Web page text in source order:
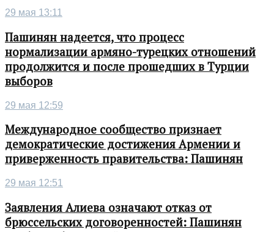
29 мая 13:11
Пашинян надеется, что процесс
нормализации армяно-турецких отношений
продолжится и после прошедших в Турции
выборов
29 мая 12:59
Международное сообщество признает
демократические достижения Армении и
приверженность правительства: Пашинян
29 мая 12:51
Заявления Алиева означают отказ от
брюссельских договоренностей: Пашинян